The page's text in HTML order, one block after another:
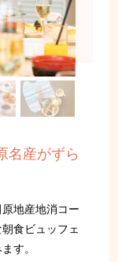
名産がずら
地産地消コー
食ビュッフェ
す。